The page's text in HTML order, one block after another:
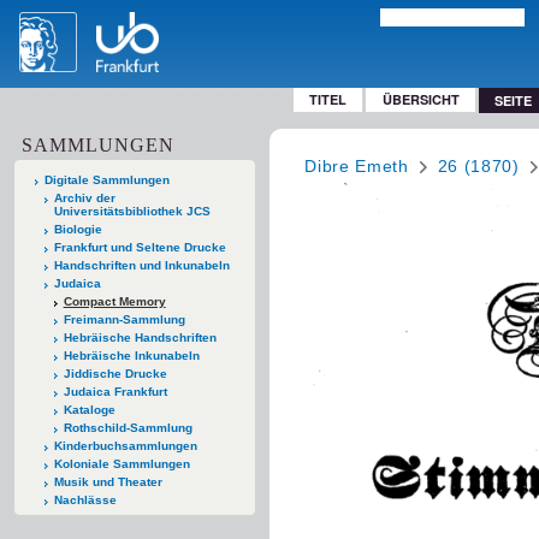
TITEL ÜBERSICHT SEITE
SAMMLUNGEN
Digitale Sammlungen
Archiv der
Universitätsbibliothek JCS
Biologie
Frankfurt und Seltene Drucke
Handschriften und Inkunabeln
Judaica
Compact Memory
Freimann-Sammlung
Hebräische Handschriften
Hebräische Inkunabeln
Jiddische Drucke
Judaica Frankfurt
Kataloge
Rothschild-Sammlung
Kinderbuchsammlungen
Koloniale Sammlungen
Musik und Theater
Nachlässe
Dibre Emeth 26 (1870)